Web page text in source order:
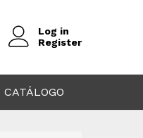
Log in
Register
CATÁLOGO